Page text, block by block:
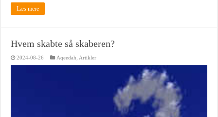
Læs mere
Hvem skabte så skaberen?
2024-08-26 Aqeedah Artikler